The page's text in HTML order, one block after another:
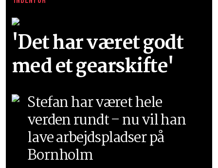
'Det har været godt
med et gearskifte'
Stefan har været hele
verden rundt – nu vil han
lave arbejdspladser på
Bornholm